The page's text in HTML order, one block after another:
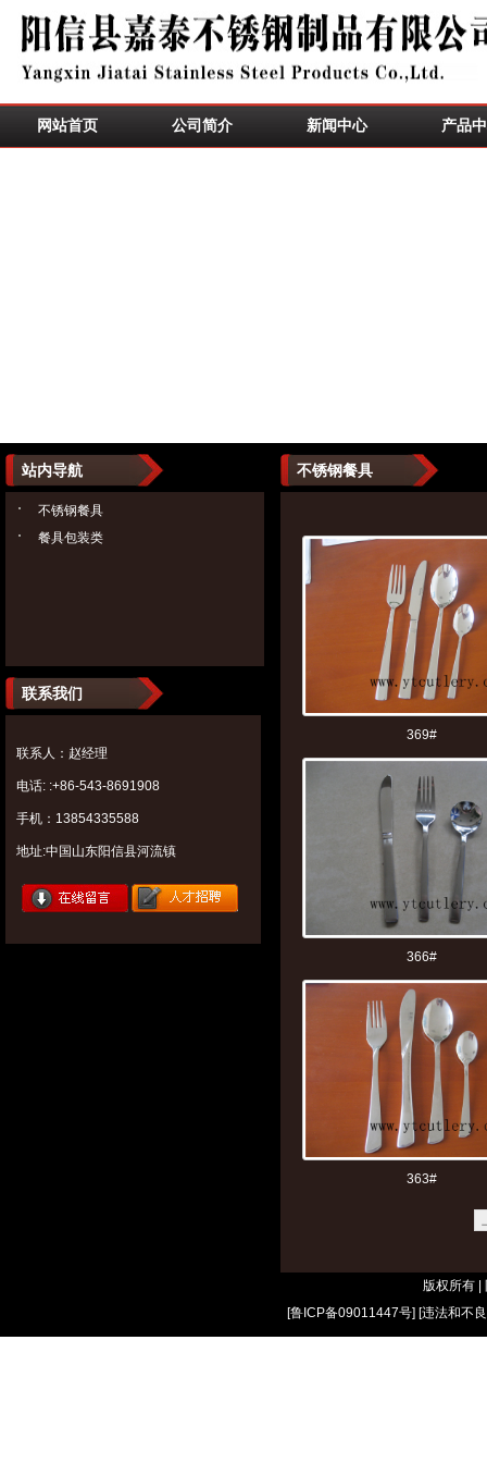
网站首页 公司简介 新闻中心 产品
不锈钢餐具
369#
366#
363#
站内导航
不锈钢餐具
餐具包装类
联系我们
联系人：赵经理
电话: :+86-543-8691908
手机：13854335588
地址:中国山东阳信县河流镇
版权所有 |
[鲁ICP备09011447号] [违法和不